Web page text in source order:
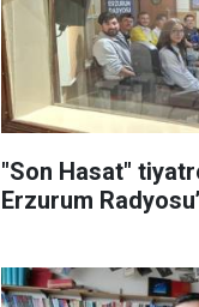
"Son Hasat"
Erzurum